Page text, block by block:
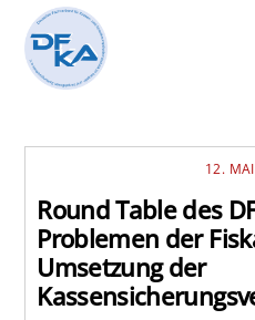
content
12.
Round Table des
Problemen der
Umsetzung der